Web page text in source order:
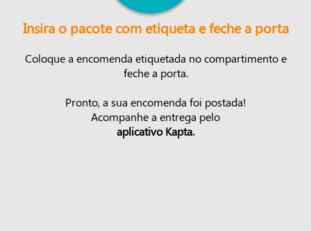
Insira o pacote com etiqueta e feche a porta
Coloque a encomenda etiquetada no compartimento e
feche a porta.
Pronto, a sua encomenda foi postada!
Acompanhe a entrega pelo
aplicativo Kapta.